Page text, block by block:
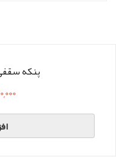
پنکه